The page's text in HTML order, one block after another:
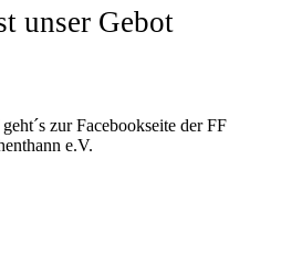
unser Gebot
zur Facebookseite der FF
e.V.